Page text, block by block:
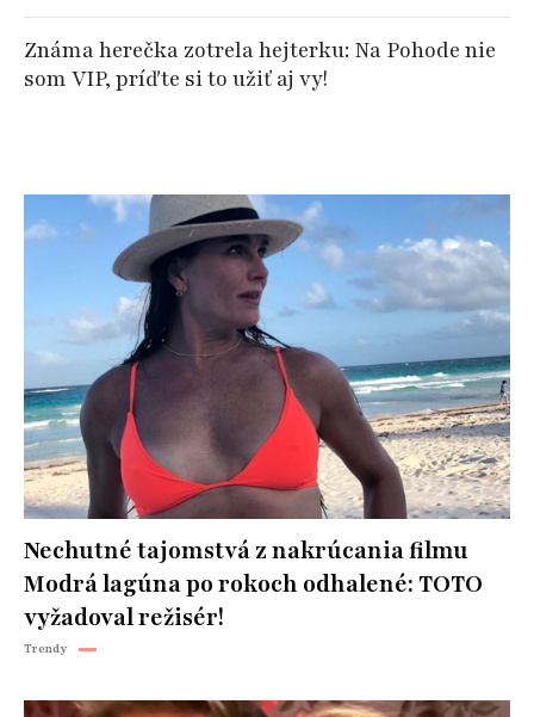
Známa herečka zotrela hejterku: Na Pohode nie
som VIP, príďte si to užiť aj vy!
Nechutné tajomstvá z nakrúcania filmu
Modrá lagúna po rokoch odhalené: TOTO
vyžadoval režisér!
Trendy